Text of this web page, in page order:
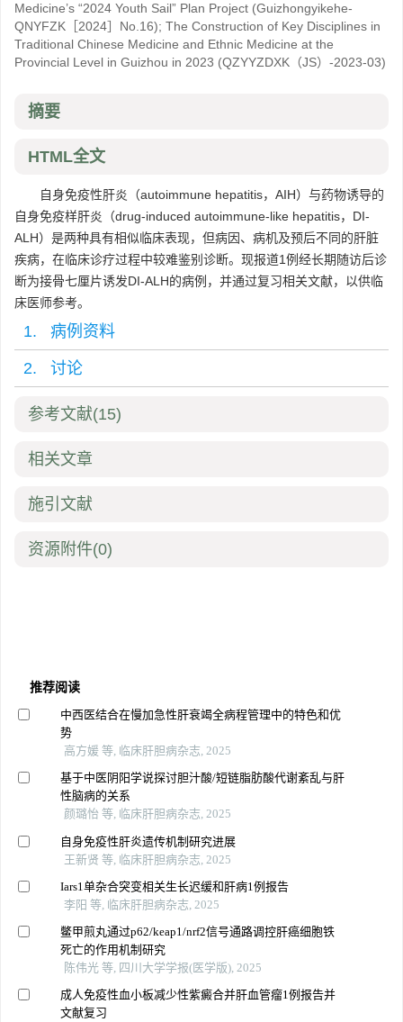
Medicine’s “2024 Youth Sail” Plan Project (Guizhongyikehe-
QNYFZK［2024］No.16); The Construction of Key Disciplines in
Traditional Chinese Medicine and Ethnic Medicine at the
Provincial Level in Guizhou in 2023 (QZYYZDXK（JS）-2023-03)
摘要
HTML全文
自身免疫性肝炎（autoimmune hepatitis，AIH）与药物诱导的
自身免疫样肝炎（drug-induced autoimmune-like hepatitis，DI-
ALH）是两种具有相似临床表现，但病因、病机及预后不同的肝脏
疾病，在临床诊疗过程中较难鉴别诊断。现报道1例经长期随访后诊
断为接骨七厘片诱发DI-ALH的病例，并通过复习相关文献，以供临
床医师参考。
1. 病例资料
2. 讨论
参考文献(15)
相关文章
施引文献
资源附件(0)
推荐阅读
中西医结合在慢加急性肝衰竭全病程管理中的特色和优
势
高方媛 等, 临床肝胆病杂志, 2025
基于中医阴阳学说探讨胆汁酸/短链脂肪酸代谢紊乱与肝
性脑病的关系
颜璐怡 等, 临床肝胆病杂志, 2025
自身免疫性肝炎遗传机制研究进展
王新贤 等, 临床肝胆病杂志, 2025
Iars1单杂合突变相关生长迟缓和肝病1例报告
李阳 等, 临床肝胆病杂志, 2025
鳖甲煎丸通过p62/keap1/nrf2信号通路调控肝癌细胞铁
死亡的作用机制研究
陈伟光 等, 四川大学学报(医学版), 2025
成人免疫性血小板减少性紫癜合并肝血管瘤1例报告并
文献复习